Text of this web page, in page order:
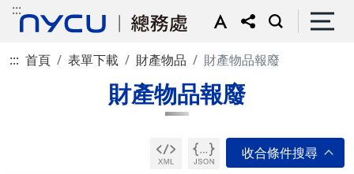
:::
::: 首頁 表單下載 財產物品 財產物品報廢
財產物品報廢